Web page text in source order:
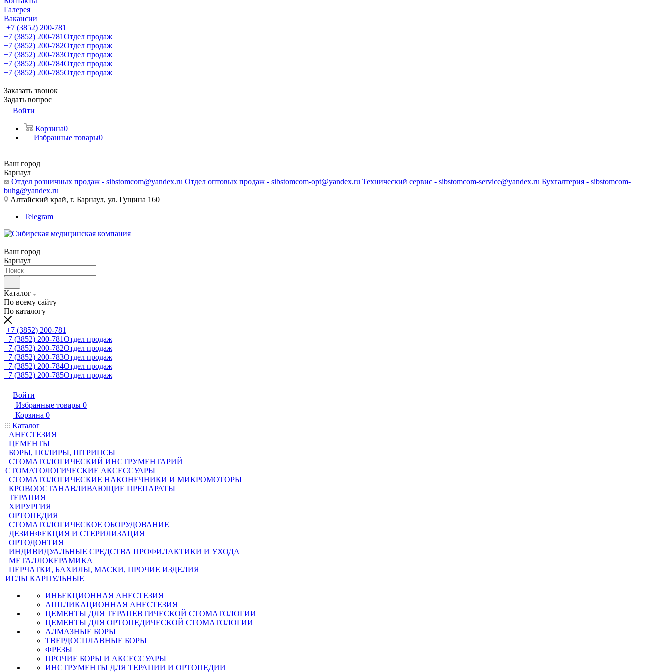
Галерея
Вакансии
+7 (3852) 200-781
+7 (3852) 200-781Отдел продаж
+7 (3852) 200-782Отдел продаж
+7 (3852) 200-783Отдел продаж
+7 (3852) 200-784Отдел продаж
+7 (3852) 200-785Отдел продаж
Заказать звонок
Задать вопрос
Войти
Корзина0
Избранные товары0
Ваш город
Барнаул
Отдел розничных продаж - sibstomcom@yandex.ru Отдел оптовых продаж - sibstomcom-opt@yandex.ru Технический сервис - sibstomcom-service@yandex.ru Бухгалтерия - sibstomcom-
buhg@yandex.ru
Алтайский край, г. Барнаул, ул. Гущина 160
Telegram
Ваш город
Барнаул
Каталог
По всему сайту
По каталогу
+7 (3852) 200-781
+7 (3852) 200-781Отдел продаж
+7 (3852) 200-782Отдел продаж
+7 (3852) 200-783Отдел продаж
+7 (3852) 200-784Отдел продаж
+7 (3852) 200-785Отдел продаж
Войти
Избранные товары 0
Корзина 0
Каталог
АНЕСТЕЗИЯ
ЦЕМЕНТЫ
БОРЫ, ПОЛИРЫ, ШТРИПСЫ
СТОМАТОЛОГИЧЕСКИЙ ИНСТРУМЕНТАРИЙ
СТОМАТОЛОГИЧЕСКИЕ АКСЕССУАРЫ
СТОМАТОЛОГИЧЕСКИЕ НАКОНЕЧНИКИ И МИКРОМОТОРЫ
КРОВООСТАНАВЛИВАЮЩИЕ ПРЕПАРАТЫ
ТЕРАПИЯ
ХИРУРГИЯ
ОРТОПЕДИЯ
СТОМАТОЛОГИЧЕСКОЕ ОБОРУДОВАНИЕ
ДЕЗИНФЕКЦИЯ И СТЕРИЛИЗАЦИЯ
ОРТОДОНТИЯ
ИНДИВИДУАЛЬНЫЕ СРЕДСТВА ПРОФИЛАКТИКИ И УХОДА
МЕТАЛЛОКЕРАМИКА
ПЕРЧАТКИ, БАХИЛЫ, МАСКИ, ПРОЧИЕ ИЗДЕЛИЯ
ИГЛЫ КАРПУЛЬНЫЕ
ИНЬЕКЦИОННАЯ АНЕСТЕЗИЯ
АППЛИКАЦИОННАЯ АНЕСТЕЗИЯ
ЦЕМЕНТЫ ДЛЯ ТЕРАПЕВТИЧЕСКОЙ СТОМАТОЛОГИИ
ЦЕМЕНТЫ ДЛЯ ОРТОПЕДИЧЕСКОЙ СТОМАТОЛОГИИ
АЛМАЗНЫЕ БОРЫ
ТВЕРДОСПЛАВНЫЕ БОРЫ
ФРЕЗЫ
ПРОЧИЕ БОРЫ И АКСЕССУАРЫ
ИНСТРУМЕНТЫ ДЛЯ ТЕРАПИИ И ОРТОПЕДИИ